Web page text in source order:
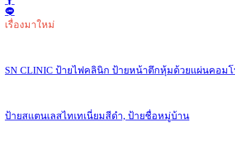
เรื่องมาใหม่
SN CLINIC ป้ายไฟคลินิก ป้ายหน้าตึกหุ้มด้วยแผ่นคอม
ป้ายสแตนเลสไทเทเนี่ยมสีดำ, ป้ายชื่อหมู่บ้าน